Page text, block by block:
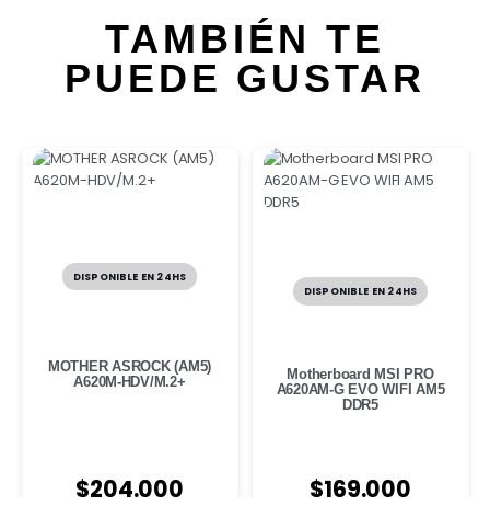
TAMBIÉN TE
PUEDE GUSTAR
DISPONIBLE EN 24HS
MOTHER ASROCK (AM5)
A620M-HDV/M.2+
$204.000
DISPONIBLE EN 24HS
Motherboard MSI PRO
A620AM-G EVO WIFI AM5
DDR5
$169.000